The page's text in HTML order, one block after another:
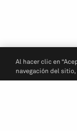
Al hacer clic en
navegación del